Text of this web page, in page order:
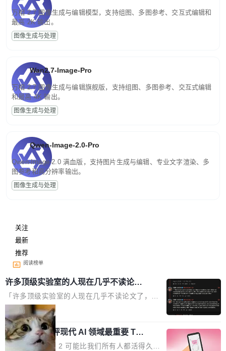
万相 2.7 图像生成与编辑模型，支持组图、多图参考、交互式编辑和
最高 2K 输出。
图像生成与处理
Wan2.7-Image-Pro
万相 2.7 图像生成与编辑旗舰版，支持组图、多图参考、交互式编辑
和最高 4K 输出。
图像生成与处理
Qwen-Image-2.0-Pro
Qwen-Image-2.0 满血版，支持图片生成与编辑、专业文字渲染、多
图参考和高分辨率输出。
图像生成与处理
关注
最新
推荐
阅读榜单
许多顶级实验室的人现在几乎不读论文
了
「许多顶级实验室的人现在几乎不读论文了，而
且他们认为 ICLR/ICML/NeurIPS 充斥着大量过
度宣传和欺诈。」 OpenAI 研究员 Keller Jorda
n 这条推文引发了广泛讨论。他不是在说风凉
话，他是说出了一个圈内人尽皆知但很少公开捅
局
xAI 前工程师评现代 AI 领域最重要 Top
3 开源项目
Flash Attention 2 可能比我们所有人都活得久。